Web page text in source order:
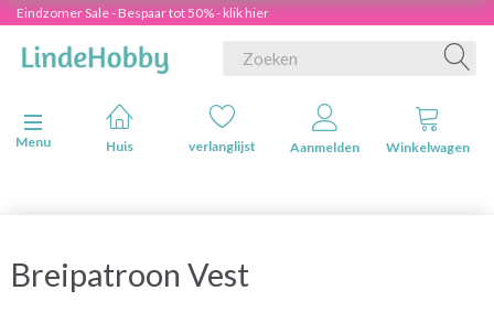
Eindzomer Sale - Bespaar tot 50% - klik hier
Navigatie in-/uitschakelen
Menu
Huis verlanglijst Aanmelden Winkelwagen
Breipatroon Vest